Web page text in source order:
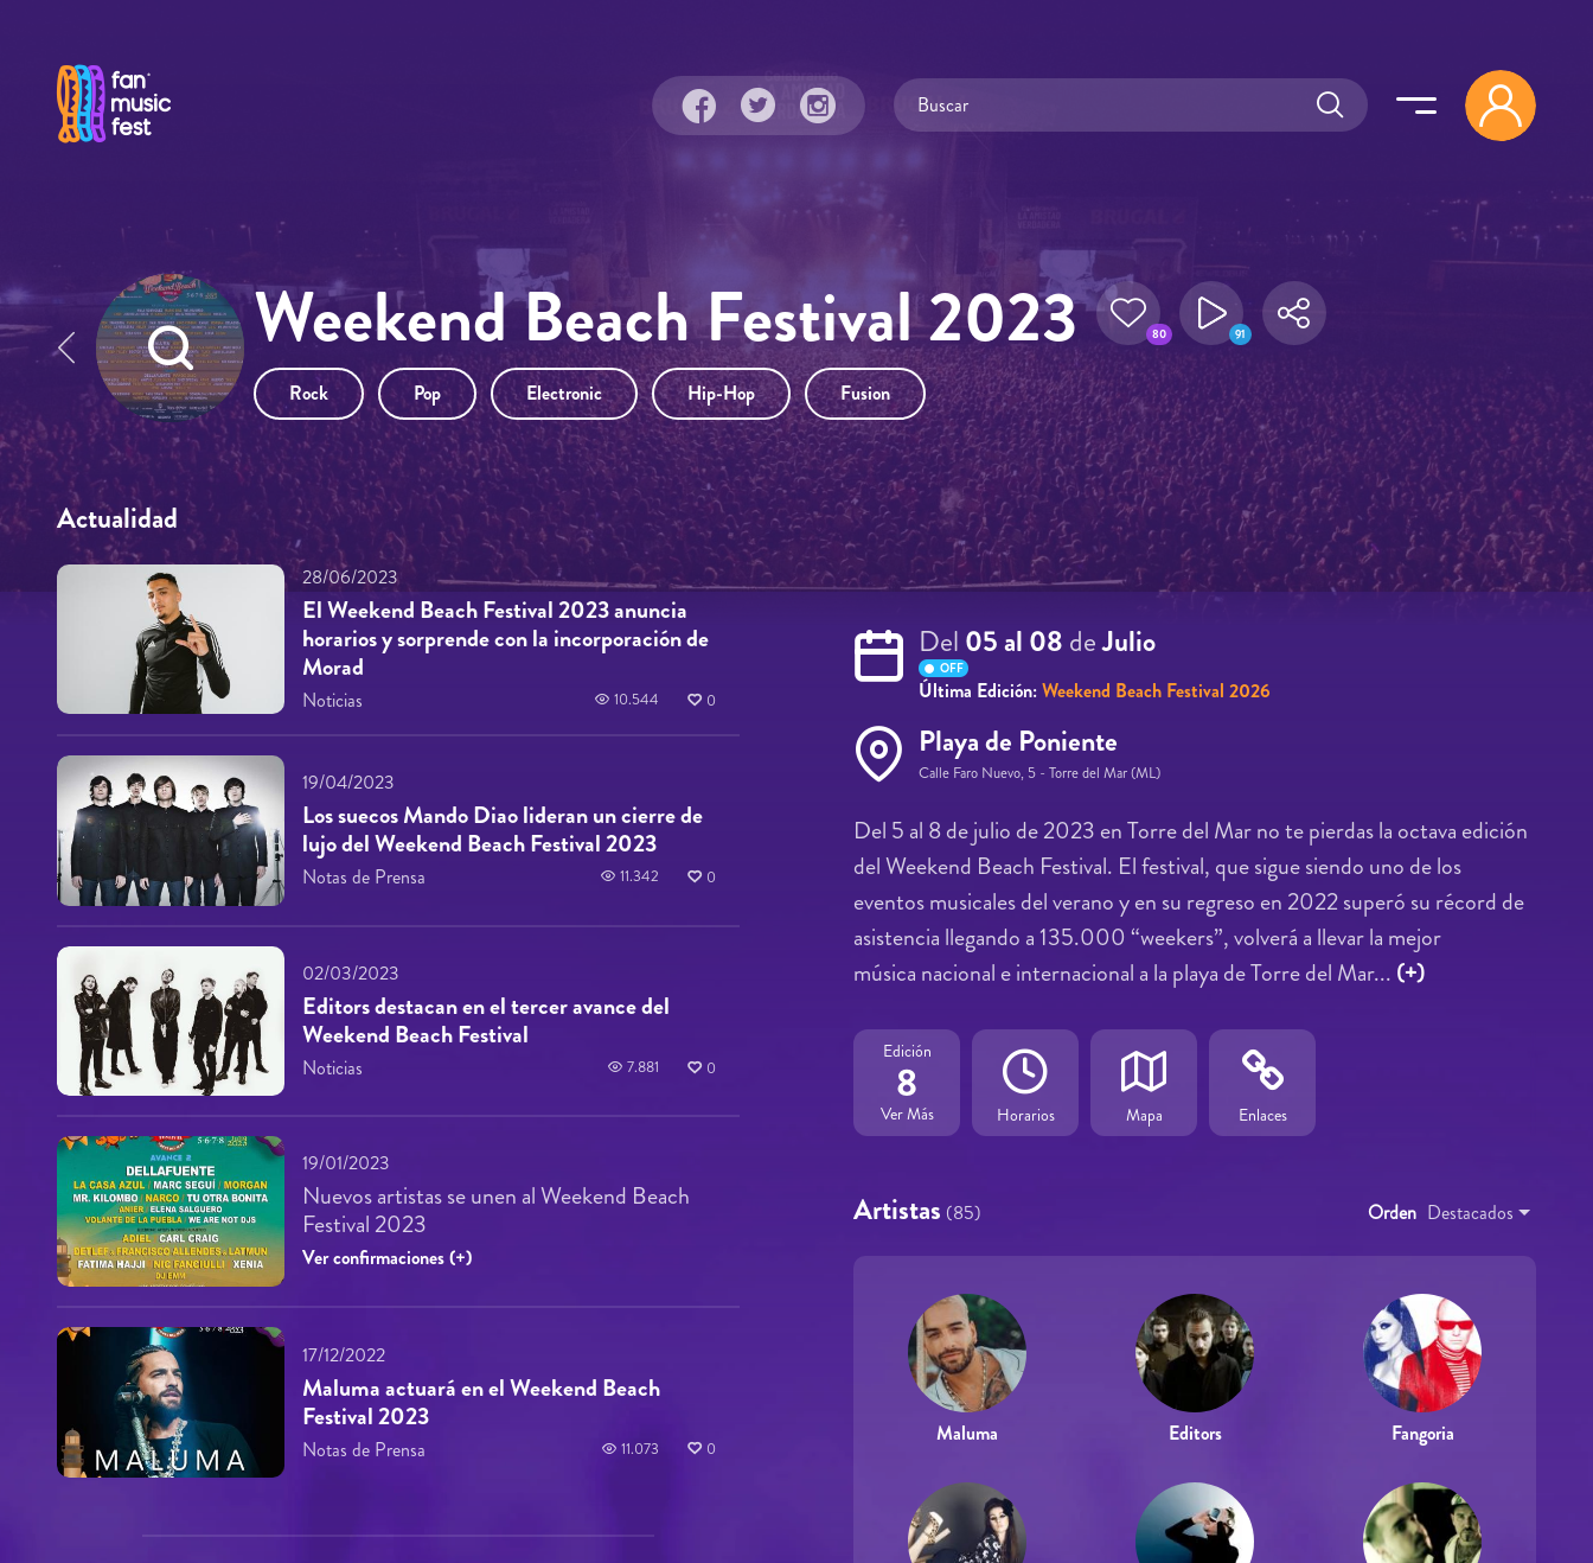
Weekend Beach Festival 2023 80 91
Rock Pop Electronic Hip-Hop Fusion
Del 05 al 08 deJulio
OFF
Última Edición:Weekend Beach Festival 2026
Playa de Poniente
Calle Faro Nuevo, 5 - Torre del Mar (ML)
Del 5 al 8 de julio de 2023 en Torre del Mar no te pierdas la octava edición
del Weekend Beach Festival. El festival, que sigue siendo uno de los
eventos musicales del verano y en su regreso en 2022 superó su récord de
asistencia llegando a 135.000 “weekers”, volverá a llevar la mejor
música nacional e internacional a la playa de Torre del Mar... (+)
Edición
8
Ver Más Horarios Mapa Enlaces
Artistas (85) Orden Destacados
Maluma Editors Fangoria
Actualidad
28/06/2023
El Weekend Beach Festival 2023 anuncia
horarios y sorprende con la incorporación de
Morad
Noticias 10.544 0
19/04/2023
Los suecos Mando Diao lideran un cierre de
lujo del Weekend Beach Festival 2023
Notas de Prensa 11.342 0
02/03/2023
Editors destacan en el tercer avance del
Weekend Beach Festival
Noticias 7.881 0
19/01/2023
Nuevos artistas se unen al Weekend Beach
Festival 2023
Ver confirmaciones (+)
17/12/2022
Maluma actuará en el Weekend Beach
Festival 2023
Notas de Prensa 11.073 0